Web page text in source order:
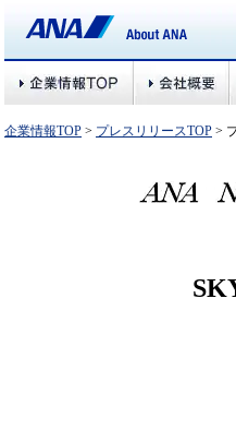
企業情報TOP > プレスリリースTOP >